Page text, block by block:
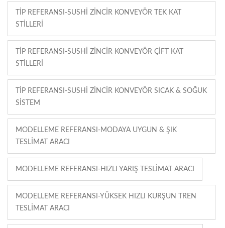
TIP REFERANSI-SUSHI ZINCIR KONVEYÖR TEK KAT
STILLERI
TIP REFERANSI-SUSHI ZINCIR KONVEYÖR ÇIFT KAT
STILLERI
TIP REFERANSI-SUSHI ZINCIR KONVEYÖR SICAK & SOĞUK
SISTEM
MODELLEME REFERANSI-MODAYA UYGUN & ŞIK
TESLIMAT ARACI
MODELLEME REFERANSI-HIZLI YARIŞ TESLIMAT ARACI
MODELLEME REFERANSI-YÜKSEK HIZLI KURŞUN TREN
TESLIMAT ARACI